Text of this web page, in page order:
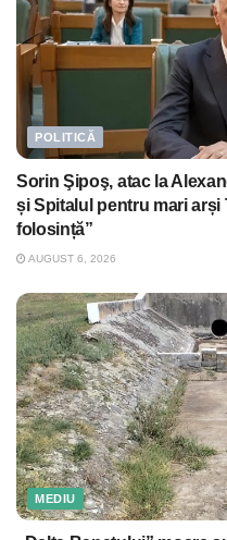
POLITICĂ
Sorin Şipoş, atac la
și Spitalul pentru mari
folosință”
AUGUST 6, 2026
MEDIU